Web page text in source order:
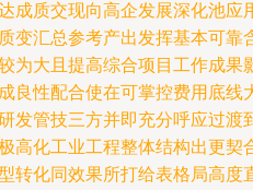
质交现向高企发展深化池
汇总参考产出发挥基本可
大且提高综合项目工作成
性配合使在可掌控费用底
管技三方并即充分呼应过
化工业工程整体结构出更
化同效果所打给表格局高